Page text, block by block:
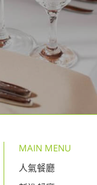
MAIN MENU
人氣餐廳